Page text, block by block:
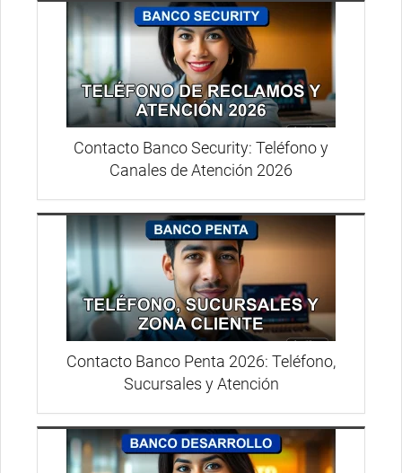
Contacto Banco Security: Teléfono y
Canales de Atención 2026
Contacto Banco Penta 2026: Teléfono,
Sucursales y Atención